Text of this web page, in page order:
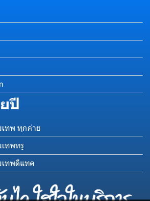
ปี
เทพ ทุกค่าย
เทพทรู
เทพดีแทค